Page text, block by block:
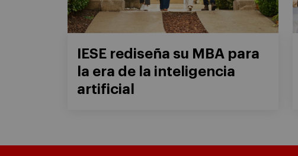
IESE rediseña su MBA para
la era de la inteligencia
artificial